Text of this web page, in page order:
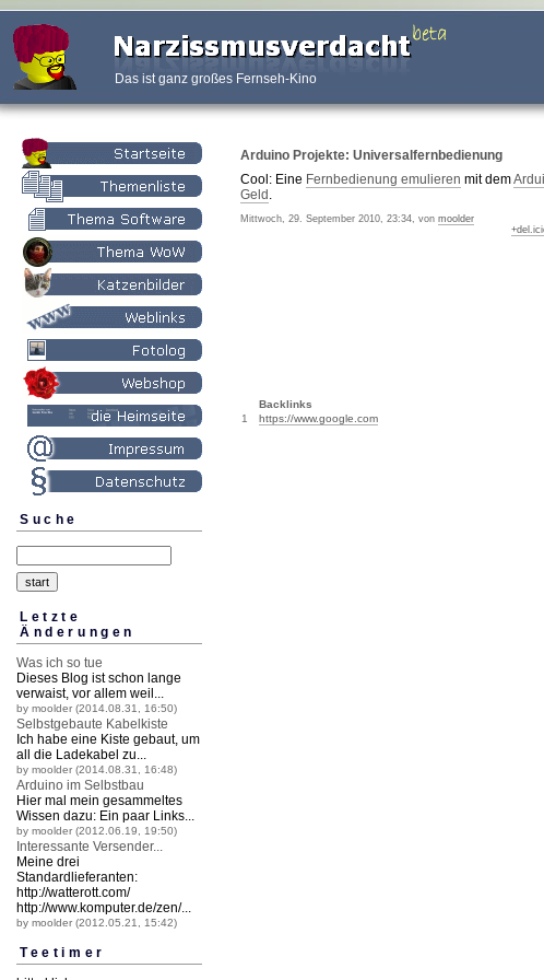
Das ist ganz großes Fernseh-Kino
Suche
Letzte
Änderungen
Was ich so tue
Dieses Blog ist schon lange
verwaist, vor allem weil...
by moolder (2014.08.31, 16:50)
Selbstgebaute Kabelkiste
Ich habe eine Kiste gebaut, um
all die Ladekabel zu...
by moolder (2014.08.31, 16:48)
Arduino im Selbstbau
Hier mal mein gesammeltes
Wissen dazu: Ein paar Links...
by moolder (2012.06.19, 19:50)
Interessante Versender...
Meine drei
Standardlieferanten:
http://watterott.com/
http://www.komputer.de/zen/...
by moolder (2012.05.21, 15:42)
Teetimer
Arduino Projekte: Universalfernbedienung
Cool: Eine Fernbedienung emulieren mit dem
Geld .
Mittwoch, 29. September 2010, 23:34, von moolder
Backlinks
1
https://www.google.com